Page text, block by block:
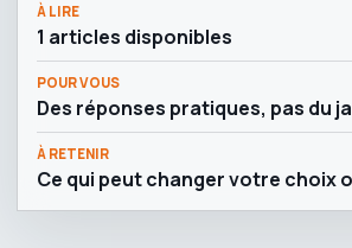
À LIRE
1 articles disponibles
POUR VOUS
Des réponses pratiques, pas du
À RETENIR
Ce qui peut changer votre choix